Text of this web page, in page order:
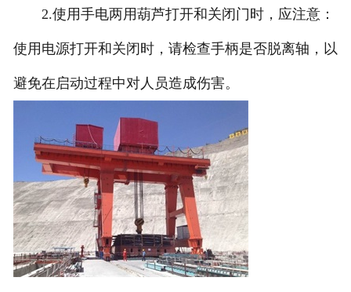
2.使用手电两用葫芦打开和关闭门时，应注意：
使用电源打开和关闭时，请检查手柄是否脱离轴，以
避免在启动过程中对人员造成伤害。